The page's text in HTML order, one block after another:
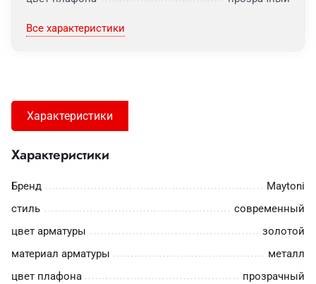
Все характеристики
Характеристики
Характеристики
Бренд
Maytoni
стиль
современный
цвет арматуры
золотой
материал арматуры
металл
цвет плафона
прозрачный